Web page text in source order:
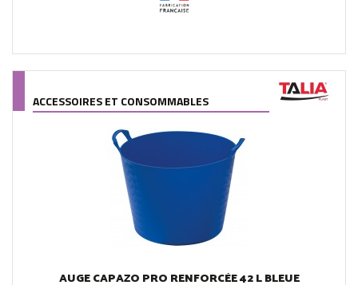
ACCESSOIRES ET CONSOMMABLES
AUGE CAPAZO PRO RENFORCÉE 42 L BLEUE